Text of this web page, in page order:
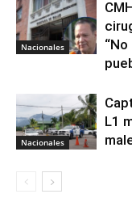
Nacionales
Nacionales
L1